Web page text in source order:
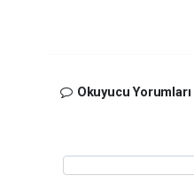
Okuyucu Yorumları